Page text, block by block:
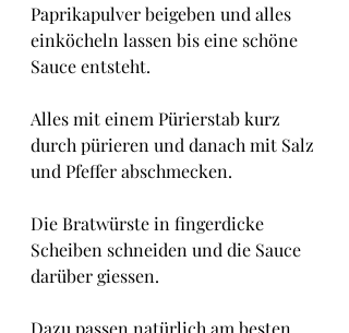
Paprikapulver beigeben und alles
einköcheln lassen bis eine schöne
Sauce entsteht.
Alles mit einem Pürierstab kurz
durch pürieren und danach mit Salz
und Pfeffer abschmecken.
Die Bratwürste in fingerdicke
Scheiben schneiden und die Sauce
darüber giessen.
Dazu passen natürlich am besten